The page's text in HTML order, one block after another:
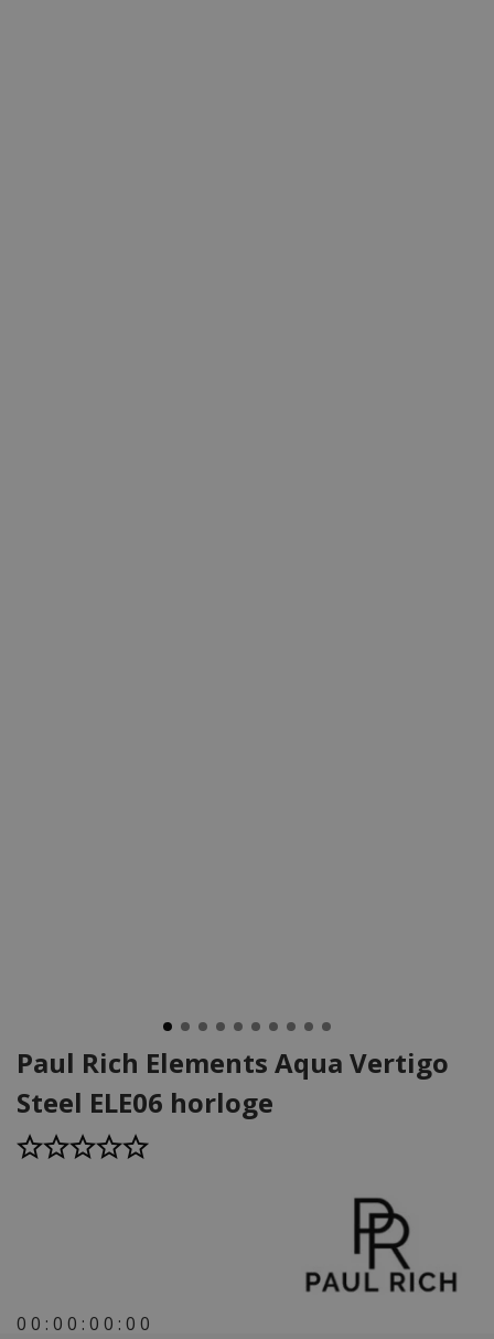
Paul Rich Elements Aqua Vertigo
Steel ELE06 horloge
0 0 : 0 0 : 0 0 : 0 0